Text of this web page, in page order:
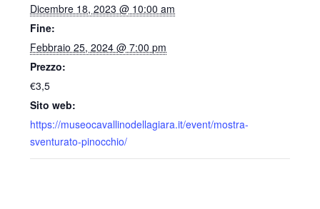
Dicembre 18, 2023 @ 10:00 am
Fine:
Febbraio 25, 2024 @ 7:00 pm
Prezzo:
€3,5
Sito web:
https://museocavallinodellagiara.it/event/mostra-
sventurato-pinocchio/